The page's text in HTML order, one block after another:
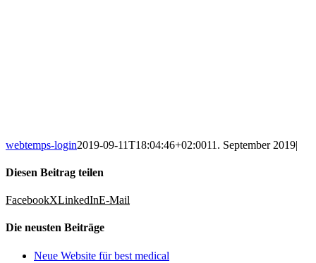
webtemps-login2019-09-11T18:04:46+02:0011. September 2019|
Diesen Beitrag teilen
FacebookXLinkedInE-Mail
Die neusten Beiträge
Neue Website für best medical